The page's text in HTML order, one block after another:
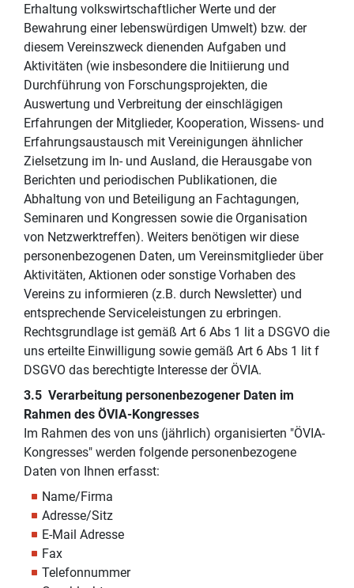
Erhaltung volkswirtschaftlicher Werte und der
Bewahrung einer lebenswürdigen Umwelt) bzw. der
diesem Vereinszweck dienenden Aufgaben und
Aktivitäten (wie insbesondere die Initiierung und
Durchführung von Forschungsprojekten, die
Auswertung und Verbreitung der einschlägigen
Erfahrungen der Mitglieder, Kooperation, Wissens- und
Erfahrungsaustausch mit Vereinigungen ähnlicher
Zielsetzung im In- und Ausland, die Herausgabe von
Berichten und periodischen Publikationen, die
Abhaltung von und Beteiligung an Fachtagungen,
Seminaren und Kongressen sowie die Organisation
von Netzwerktreffen). Weiters benötigen wir diese
personenbezogenen Daten, um Vereinsmitglieder über
Aktivitäten, Aktionen oder sonstige Vorhaben des
Vereins zu informieren (z.B. durch Newsletter) und
entsprechende Serviceleistungen zu erbringen.
Rechtsgrundlage ist gemäß Art 6 Abs 1 lit a DSGVO die
uns erteilte Einwilligung sowie gemäß Art 6 Abs 1 lit f
DSGVO das berechtigte Interesse der ÖVIA.
3.5 Verarbeitung personenbezogener Daten im
Rahmen des ÖVIA-Kongresses
Im Rahmen des von uns (jährlich) organisierten "ÖVIA-
Kongresses" werden folgende personenbezogene
Daten von Ihnen erfasst:
Name/Firma
Adresse/Sitz
E-Mail Adresse
Fax
Telefonnummer